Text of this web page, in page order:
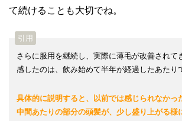
て続けることも大切でね。
さらに服用を継続し、実際に薄毛が改善されて
感したのは、飲み始めて半年が経過したあたり
具体的に説明すると、以前では感じられなかっ
中間あたりの部分の頭髪が、少し盛り上がる様